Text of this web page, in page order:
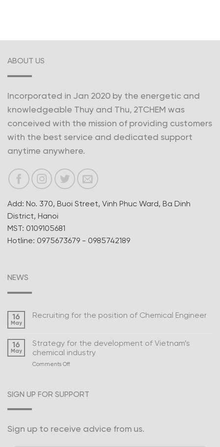
ABOUT US
Incorporated in Jan 2020 by the energetic and
knowledgeable Thuy and Thu, 2TCHEM was
conceived with the mission of providing customers
with the best service and dedicated support
anytime anywhere.
Add: No. 370, Buoi Street, Vinh Phuc Ward, Ba Dinh
District, Hanoi
MST: 0109105681
Hotline: 0975673679 - 0985742189
NEWS
16
May
Recruiting for the position of Chemical Engineer
16
May
Strategy for the development of Vietnam’s
chemical industry
Comments Offon
development
industry
SIGN UP FOR SUPPORT
Sign up to receive advice from us.